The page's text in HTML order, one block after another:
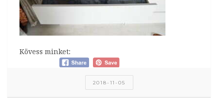
Kövess minket:
2018-11-05